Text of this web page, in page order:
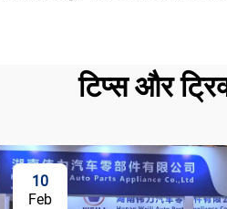
टिप्स और
10
Feb